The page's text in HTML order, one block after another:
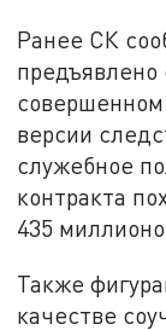
Ранее СК
совершенном
версии
служебное
контракта
435
Также
качестве